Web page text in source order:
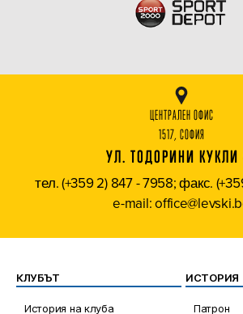
ЦЕНТРАЛЕН ОФИС
1517, СОФИЯ
УЛ. ТОДОРИНИ КУКЛИ
тел. (+359 2) 847 - 7958; факс.
e-mail:
КЛУБЪТ
История на клуба
ИСТОРИЯ
Патрон